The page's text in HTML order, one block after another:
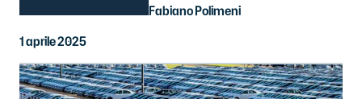
Fabiano Polimeni
1 aprile 2025